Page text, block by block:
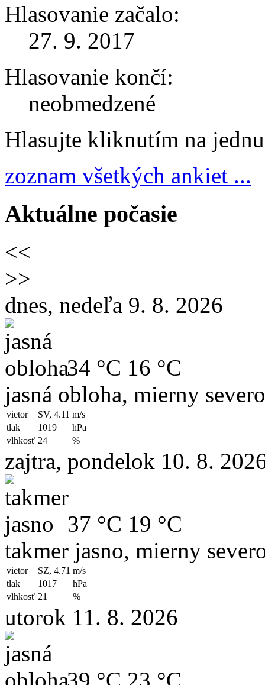
Hlasovanie začalo:
27. 9. 2017
Hlasovanie končí:
neobmedzené
Hlasujte kliknutím na
zoznam všetkých ankiet ...
Aktuálne počasie
<<
>>
dnes, nedeľa 9. 8. 2026
34 °C 16 °C
jasná obloha, mierny
vietor SV, 4.11 m/s
tlak
1019
hPa
vlhkosť 24 %
zajtra, pondelok 10. 8.
37 °C 19 °C
takmer jasno, mierny
vietor SZ, 4.71 m/s
tlak
1017
hPa
vlhkosť 21 %
utorok 11. 8. 2026